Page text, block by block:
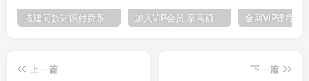
搭建同款知识付费系统网站，自己做站长挣钱，日入1000+很轻松 加入VIP会员,享高额的推广提成
上一篇
下一篇